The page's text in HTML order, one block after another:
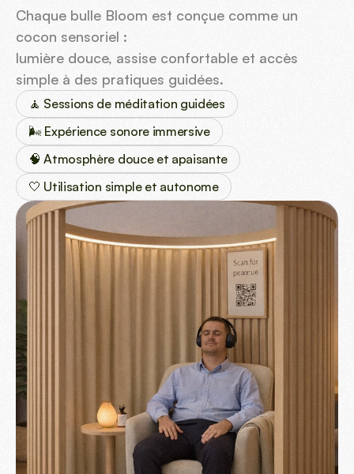
Chaque bulle Bloom est conçue comme un
cocon sensoriel :
lumière douce, assise confortable et accès
simple à des pratiques guidées.
🧘 Sessions de méditation guidées
🌬️ Expérience sonore immersive
🧠 Atmosphère douce et apaisante
🤍 Utilisation simple et autonome